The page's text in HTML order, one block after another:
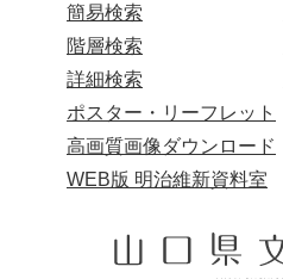
簡易検索
階層検索
詳細検索
ポスター・リーフレット
高画質画像ダウンロード
WEB版 明治維新資料室